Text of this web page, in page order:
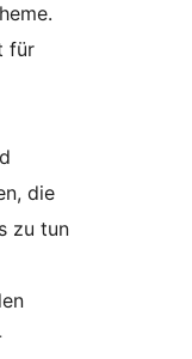
für
die
zu tun